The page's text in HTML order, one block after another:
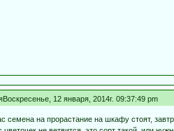
Воскресенье, 12 января, 2014г. 09:37:49 pm
семена на прорастание на шкафу стоят,